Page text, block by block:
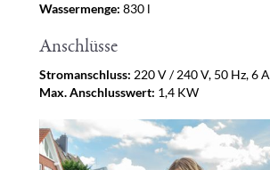
Wassermenge: 830 l
Anschlüsse
Stromanschluss: 220 V / 240 V, 50 Hz, 6 A
Max. Anschlusswert: 1,4 KW